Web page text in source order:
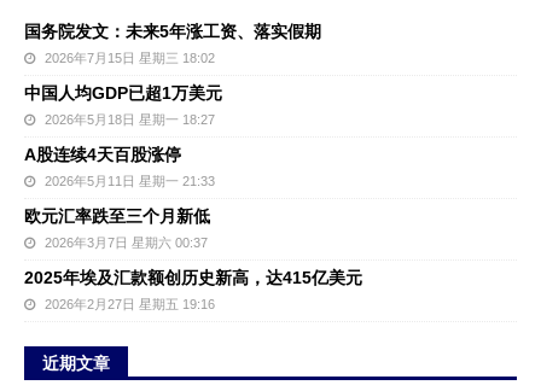
国务院发文：未来5年涨工资、落实假期
2026年7月15日 星期三 18:02
中国人均GDP已超1万美元
2026年5月18日 星期一 18:27
A股连续4天百股涨停
2026年5月11日 星期一 21:33
欧元汇率跌至三个月新低
2026年3月7日 星期六 00:37
2025年埃及汇款额创历史新高，达415亿美元
2026年2月27日 星期五 19:16
近期文章